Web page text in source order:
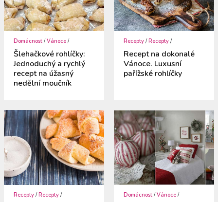
Domácnost /Vánoce /
Šlehačkové rohlíčky:
Jednoduchý a rychlý
recept na úžasný
nedělní moučník
Recepty / Recepty /
Recept na dokonalé
Vánoce. Luxusní
pařížské rohlíčky
Recepty /Recepty / Domácnost /Vánoce /